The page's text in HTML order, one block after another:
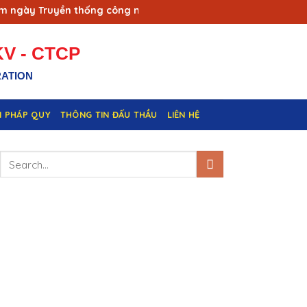
Truyền thống công nhân Vùng mỏ - Truyền thống ngành
- CTCP
PHÁP QUY THÔNG TIN ĐẤU THẦU LIÊN HỆ